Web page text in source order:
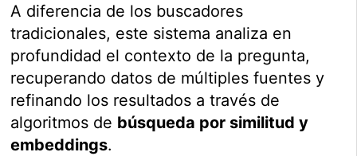
A diferencia de los buscadores
tradicionales, este sistema analiza en
profundidad el contexto de la pregunta,
recuperando datos de múltiples fuentes y
refinando los resultados a través de
algoritmos de búsqueda por similitud y
embeddings.